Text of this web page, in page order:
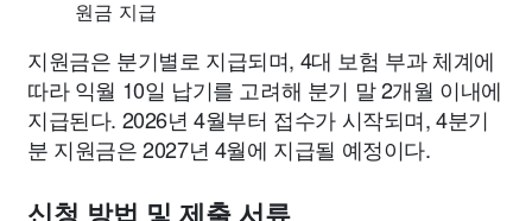
원금 지급
지원금은 분기별로 지급되며, 4대 보험 부과 체계에
따라 익월 10일 납기를 고려해 분기 말 2개월 이내에
지급된다. 2026년 4월부터 접수가 시작되며, 4분기
분 지원금은 2027년 4월에 지급될 예정이다.
신청 방법 및 제출 서류